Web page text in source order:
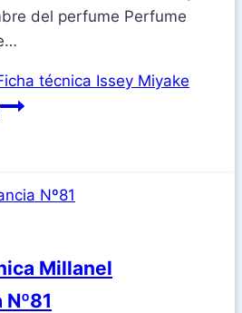
del perfume Perfume
técnica Issey Miyake
Millanel